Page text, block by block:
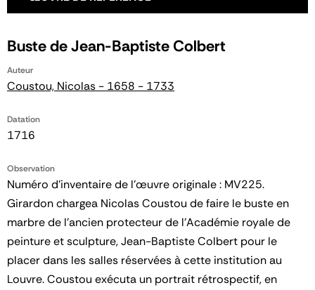
Buste de Jean-Baptiste Colbert
Auteur
Coustou, Nicolas - 1658 - 1733
Datation
1716
Observation
Numéro d'inventaire de l'œuvre originale : MV225.
Girardon chargea Nicolas Coustou de faire le buste en
marbre de l'ancien protecteur de l'Académie royale de
peinture et sculpture, Jean-Baptiste Colbert pour le
placer dans les salles réservées à cette institution au
Louvre. Coustou exécuta un portrait rétrospectif, en